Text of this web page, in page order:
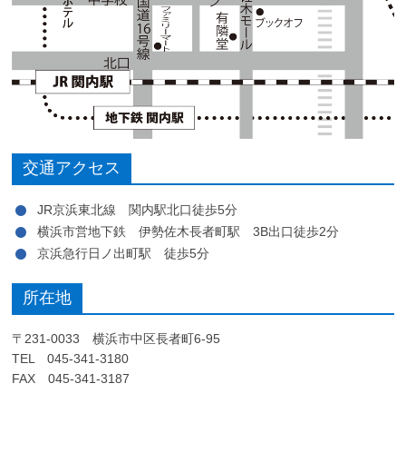
交通アクセス
JR京浜東北線 関内駅北口徒歩5分
横浜市営地下鉄 伊勢佐木長者町駅 3B出口徒歩2分
京浜急行日ノ出町駅 徒歩5分
所在地
〒231-0033 横浜市中区長者町6-95
TEL 045-341-3180
FAX 045-341-3187